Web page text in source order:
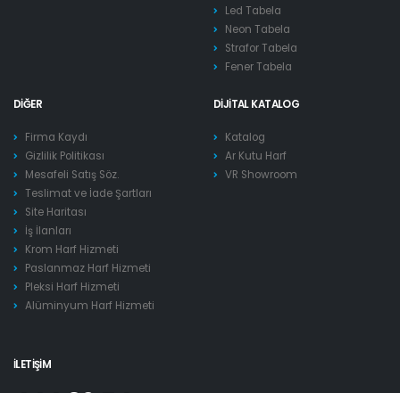
Led Tabela
Neon Tabela
Strafor Tabela
Fener Tabela
DIĞER
Firma Kaydı
Gizlilik Politikası
Mesafeli Satış Söz.
Teslimat ve İade Şartları
Site Haritası
İş İlanları
Krom Harf Hizmeti
Paslanmaz Harf Hizmeti
Pleksi Harf Hizmeti
Alüminyum Harf Hizmeti
DIJITAL KATALOG
Katalog
Ar Kutu Harf
VR Showroom
İLETIŞIM